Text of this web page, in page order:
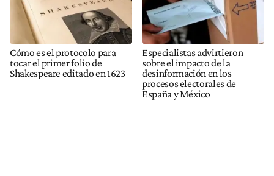
Cómo es el protocolo para
tocar el primer folio de
Shakespeare editado en 1623
Especialistas advirtieron
sobre el impacto de la
desinformación en los
procesos electorales de
España y México